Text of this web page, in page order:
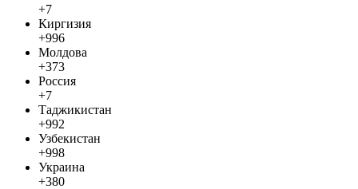
+7
Киргизия
+996
Молдова
+373
Россия
+7
Таджикистан
+992
Узбекистан
+998
Украина
+380